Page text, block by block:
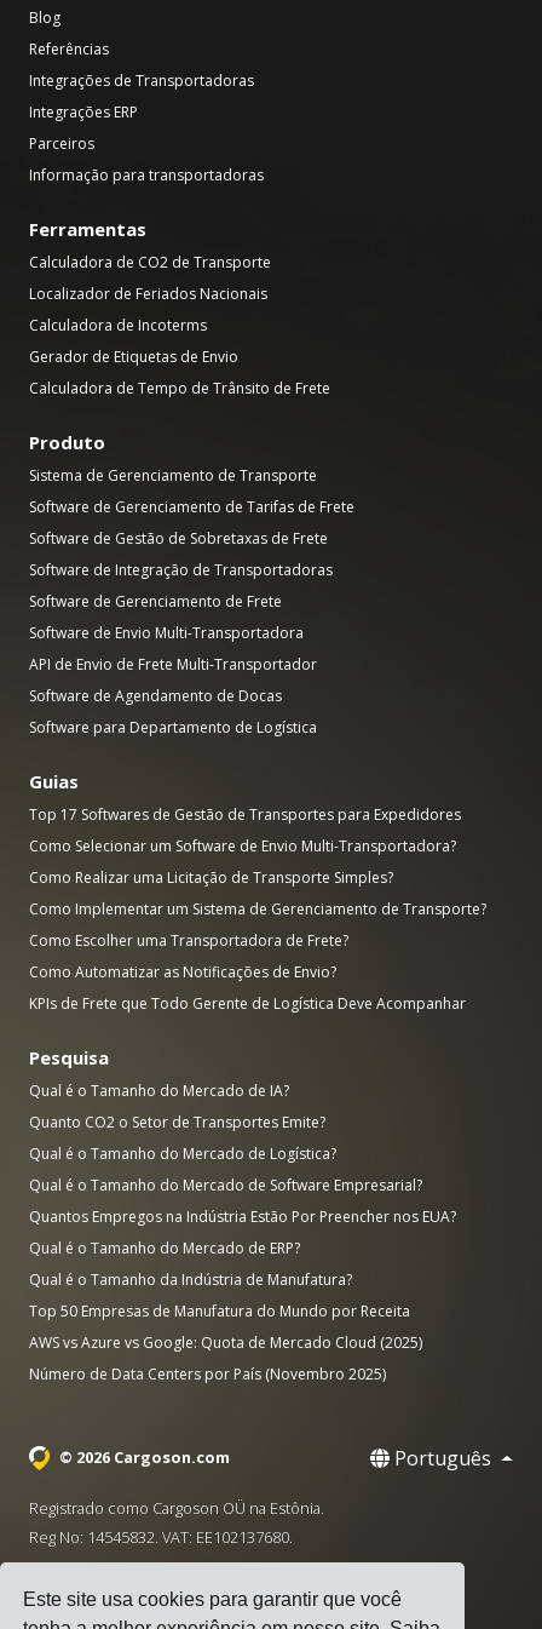
Este site usa cookies para garantir que você
Blog
Referências
Integrações de Transportadoras
Integrações ERP
Parceiros
Informação para transportadoras
Ferramentas
Calculadora de CO2 de Transporte
Localizador de Feriados Nacionais
Calculadora de Incoterms
Gerador de Etiquetas de Envio
Calculadora de Tempo de Trânsito de Frete
Produto
Sistema de Gerenciamento de Transporte
Software de Gerenciamento de Tarifas de Frete
Software de Gestão de Sobretaxas de Frete
Software de Integração de Transportadoras
Software de Gerenciamento de Frete
Software de Envio Multi-Transportadora
API de Envio de Frete Multi-Transportador
Software de Agendamento de Docas
Software para Departamento de Logística
Guias
Top 17 Softwares de Gestão de Transportes para Expedidores
Como Selecionar um Software de Envio Multi-Transportadora?
Como Realizar uma Licitação de Transporte Simples?
Como Implementar um Sistema de Gerenciamento de Transporte?
Como Escolher uma Transportadora de Frete?
Como Automatizar as Notificações de Envio?
KPIs de Frete que Todo Gerente de Logística Deve Acompanhar
Pesquisa
Qual é o Tamanho do Mercado de IA?
Quanto CO2 o Setor de Transportes Emite?
Qual é o Tamanho do Mercado de Logística?
Qual é o Tamanho do Mercado de Software Empresarial?
Quantos Empregos na Indústria Estão Por Preencher nos EUA?
Qual é o Tamanho do Mercado de ERP?
Qual é o Tamanho da Indústria de Manufatura?
Top 50 Empresas de Manufatura do Mundo por Receita
AWS vs Azure vs Google: Quota de Mercado Cloud (2025)
Número de Data Centers por País (Novembro 2025)
© 2026 Cargoson.com Português
Registrado como Cargoson OÜ na Estônia.
Reg No: 14545832. VAT: EE102137680.
· hello@cargoson.com